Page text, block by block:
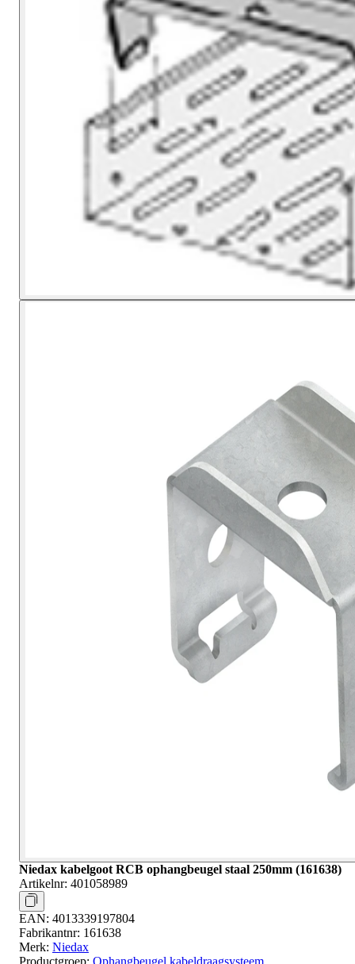
Niedax kabelgoot RCB ophangbeugel staal 250mm (161638)
Artikelnr: 401058989
EAN: 4013339197804
Fabrikantnr: 161638
Merk: Niedax
Productgroep: Ophangbeugel kabeldraagsysteem